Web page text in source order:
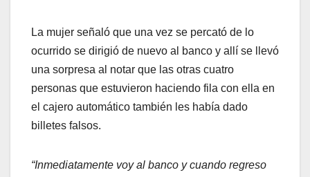
La mujer señaló que una vez se percató de lo
ocurrido se dirigió de nuevo al banco y allí se llevó
una sorpresa al notar que las otras cuatro
personas que estuvieron haciendo fila con ella en
el cajero automático también les había dado
billetes falsos.
“Inmediatamente voy al banco y cuando regreso